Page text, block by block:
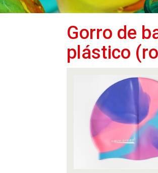
Gorro de
plástico